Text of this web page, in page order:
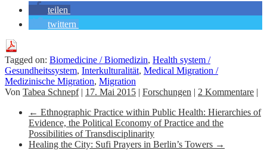
teilen
twittern
Tagged on: Biomedicine / Biomedizin, Health system /
Gesundheitssystem, Interkulturalität, Medical Migration /
Medizinische Migration, Migration
Von Tabea Schnepf| 17. Mai 2015 | Forschungen | 2 Kommentare |
← Ethnographic Practice within Public Health: Hierarchies of
Evidence, the Political Economy of Practice and the
Possibilities of Transdisciplinarity
Healing the City: Sufi Prayers in Berlin’s Towers →